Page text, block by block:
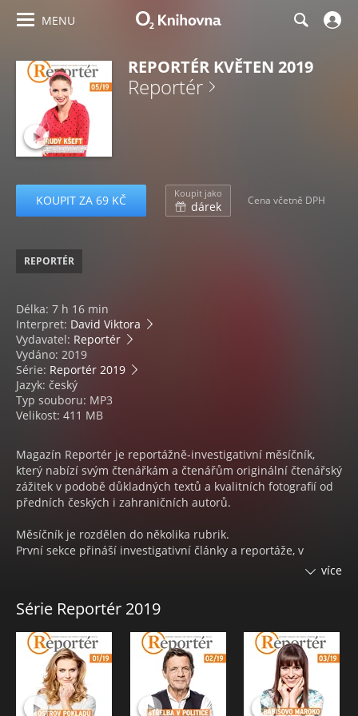
MENU
REPORTÉR KVĚTEN 2019
Reportér
KOUPIT ZA 69 KČ Koupit jako
dárek Cena včetně DPH
REPORTÉR
Délka: 7 h 16 min
Interpret: David Viktora
Vydavatel: Reportér
Vydáno: 2019
Série: Reportér 2019
Jazyk: český
Typ souboru: MP3
Velikost: 411 MB
Magazín Reportér je reportážně-investigativní měsíčník,
který nabízí svým čtenářkám a čtenářům originální čtenářský
zážitek v podobě důkladných textů a kvalitních fotografií od
předních českých i zahraničních autorů.
Měsíčník je rozdělen do několika rubrik.
První sekce přináší investigativní články a reportáže, v
Českých počinech naleznete tuzemské příběhy zajímavých a
postihnout běžné denní zpravodajství.
Rubrika Střední Evropa se zabývá děním a příběhy ze států
sousedících s Českou republikou.
V sekci Kultura pak najdete mimo jiné povídku nebo esej
psanou speciálně pro měsíčník a řadu dalších zajímavých
článků.
více
Série Reportér 2019